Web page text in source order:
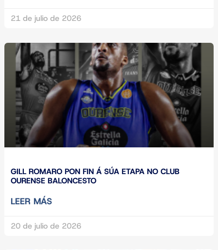
21 de julio de 2026
GILL ROMARO PON FIN Á SÚA ETAPA NO CLUB
OURENSE BALONCESTO
LEER MÁS
20 de julio de 2026